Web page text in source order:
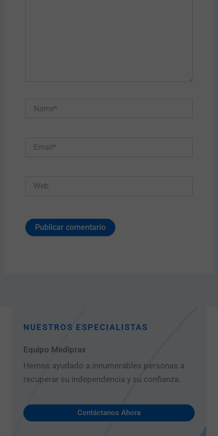
NUESTROS ESPECIALISTAS
Equipo Mediprax
Hemos ayudado a innumerables personas a
recuperar su independencia y su confianza.
Contáctanos Ahora